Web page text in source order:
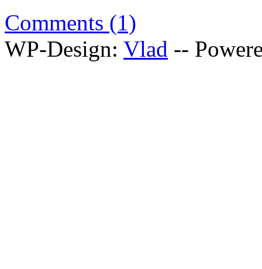
Comments (1)
WP-Design: Vlad --